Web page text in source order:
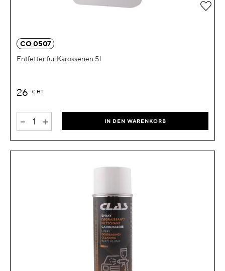
CO 0507
Entfetter für Karosserien 5l
26 € HT
- + IN DEN WARENKORB
Zur